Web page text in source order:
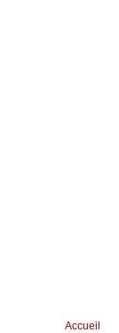
Accueil